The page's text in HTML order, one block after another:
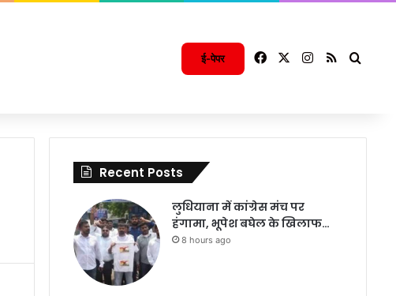
ई-पेपर FacebookInstagram
RSS
Recent Posts
लुधियाना में कांग्रेस मंच पर
हंगामा, भूपेश बघेल के खिलाफ…
8 hours ago